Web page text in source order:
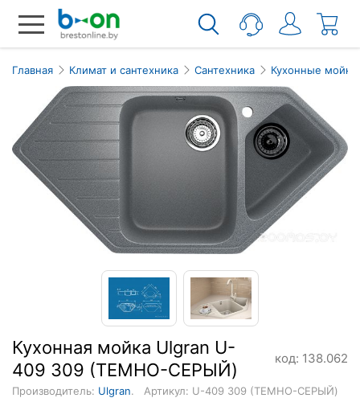
Главная Климат и сантехника Сантехника Кухонные мойки
Кухонная мойка Ulgran U-
409 309 (ТЕМНО-СЕРЫЙ)
код: 138.062
Производитель: Ulgran.
Артикул: U-409 309 (ТЕМНО-СЕРЫЙ)